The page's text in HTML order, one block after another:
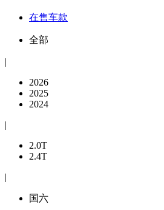
在售车款
全部
|
2026
2025
2024
|
2.0T
2.4T
|
国六